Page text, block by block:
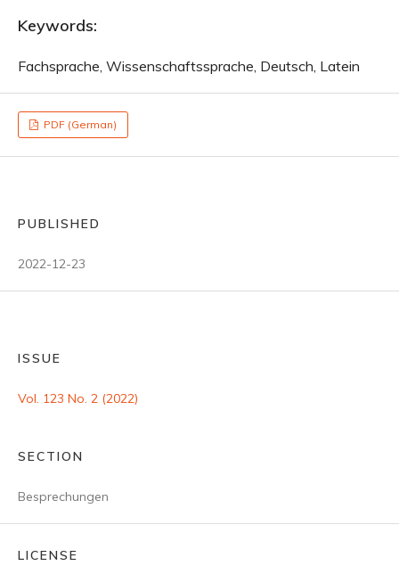
Keywords:
Fachsprache, Wissenschaftssprache, Deutsch, Latein
PDF (German)
PUBLISHED
2022-12-23
ISSUE
Vol. 123 No. 2 (2022)
SECTION
Besprechungen
LICENSE